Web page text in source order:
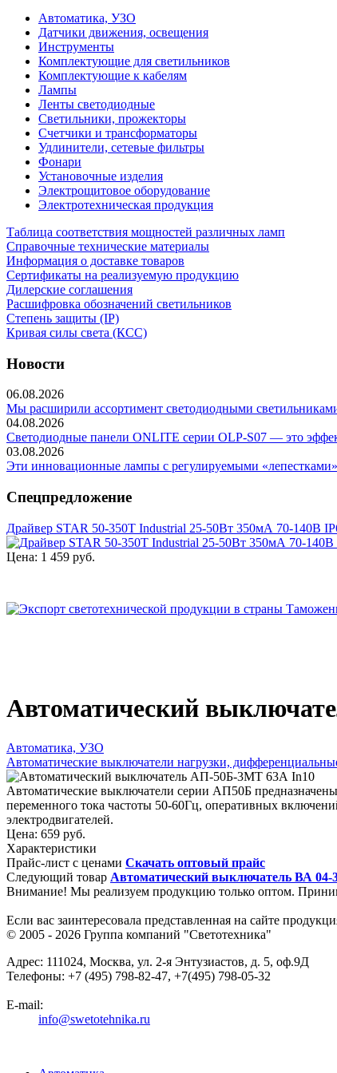
Автоматика, УЗО
Датчики движения, освещения
Инструменты
Комплектующие для светильников
Комплектующие к кабелям
Лампы
Ленты светодиодные
Светильники, прожекторы
Счетчики и трансформаторы
Удлинители, сетевые фильтры
Фонари
Установочные изделия
Электрощитовое оборудование
Электротехническая продукция
Таблица соответствия мощностей различных ламп
Справочные технические материалы
Информация о доставке товаров
Сертификаты на реализуемую продукцию
Дилерские соглашения
Расшифровка обозначений светильников
Степень защиты (IP)
Кривая силы света (КСС)
Новости
06.08.2026
Мы расширили ассортимент светодиодными
04.08.2026
Светодиодные панели ONLITE серии OLP-S07 — это
03.08.2026
Эти инновационные лампы с регулируемыми
Спецпредложение
Драйвер STAR 50-350T Industrial 25-50Вт 350мА 70-140В
Цена: 1 459 руб.
Автоматический
Автоматика, УЗО
Автоматические выключатели нагрузки,
Автоматические выключатели серии АП50Б
переменного тока частоты 50-60Гц, оперативных
электродвигателей.
Цена: 659 руб.
Характеристики
Прайс-лист с ценами Скачать оптовый прайс
Следующий товар Автоматический выключатель ВА 04-
Внимание! Мы реализуем продукцию только оптом.
Если вас заинтересовала представленная на сайте
© 2005 - 2026 Группа компаний "Светотехника"
Адрес: 111024, Москва, ул. 2-я Энтузиастов, д. 5, оф.9Д
Телефоны: +7 (495) 798-82-47, +7(495) 798-05-32
E-mail:
info@swetotehnika.ru